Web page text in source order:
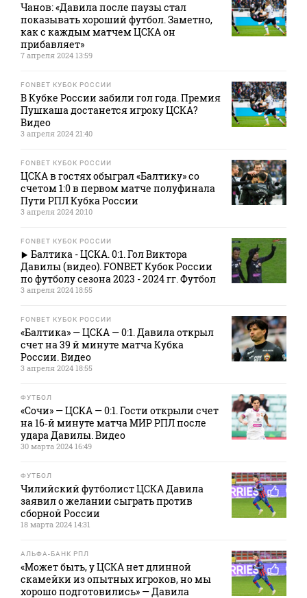
Чанов: «Давила после паузы стал
показывать хороший футбол. Заметно,
как с каждым матчем ЦСКА он
прибавляет»
7 апреля 2024 13:59
FONBET КУБОК РОССИИ
В Кубке России забили гол года. Премия
Пушкаша достанется игроку ЦСКА?
Видео
3 апреля 2024 21:40
FONBET КУБОК РОССИИ
ЦСКА в гостях обыграл «Балтику» со
счетом 1:0 в первом матче полуфинала
Пути РПЛ Кубка России
3 апреля 2024 20:10
FONBET КУБОК РОССИИ
Балтика - ЦСКА. 0:1. Гол Виктора
Давилы (видео). FONBET Кубок России
по футболу сезона 2023 - 2024 гг. Футбол
3 апреля 2024 18:55
FONBET КУБОК РОССИИ
«Балтика» — ЦСКА — 0:1. Давила открыл
счет на 39 й минуте матча Кубка
России. Видео
3 апреля 2024 18:55
ФУТБОЛ
«Сочи» — ЦСКА — 0:1. Гости открыли счет
на 16‑й минуте матча МИР РПЛ после
удара Давилы. Видео
30 марта 2024 16:49
ФУТБОЛ
Чилийский футболист ЦСКА Давила
заявил о желании сыграть против
сборной России
18 марта 2024 14:31
АЛЬФА-БАНК РПЛ
«Может быть, у ЦСКА нет длинной
скамейки из опытных игроков, но мы
хорошо подготовились» — Давила